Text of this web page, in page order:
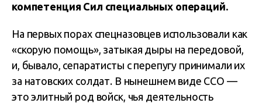
компетенция Сил специальных операций.
На первых порах спецназовцев использовали как
«скорую помощь», затыкая дыры на передовой,
и, бывало, сепаратисты с перепугу принимали их
за натовских солдат. В нынешнем виде ССО —
это элитный род войск, чья деятельность